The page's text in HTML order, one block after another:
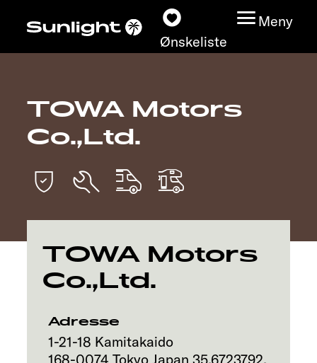
Ønskeliste
Meny
Modeller
Finn din Sunlight
Oppdage
TOWA Motors
Co.,Ltd.
TOWA Motors
Co.,Ltd.
Adresse
1-21-18 Kamitakaido
168-0074 Tokyo Japan 35.6723792,